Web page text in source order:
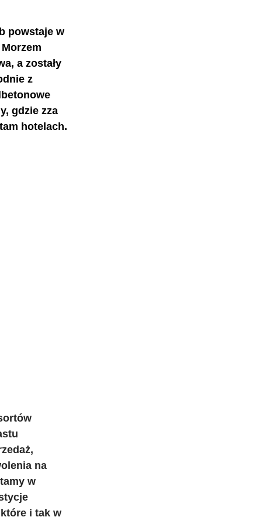
powstaje w
a zostały
z
gdzie zza
hotelach.
na
w
i tak w